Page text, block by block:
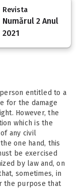
Revista
Numărul 2 Anul
2021
entitled to a
for the damage
However, the
which is the
any civil
one hand, this
be exercised
by law and, on
sometimes, in
the purpose that